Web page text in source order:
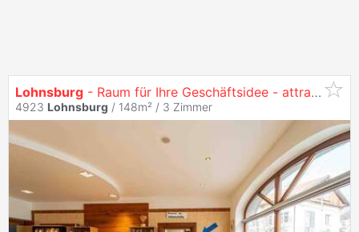
Lohnsburg - Raum für Ihre Geschäftsidee - attraktive Verkaufsräume
4923 Lohnsburg / 148m² / 3 Zimmer